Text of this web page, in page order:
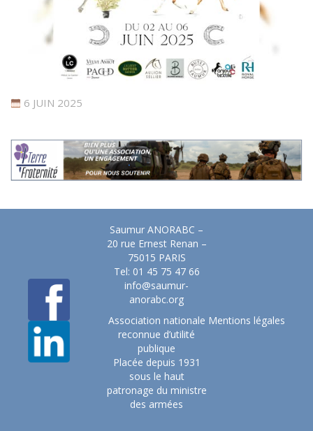
6 JUIN 2025
Saumur ANORABC –
20 rue Ernest Renan –
75015 PARIS
Tel: 01 45 75 47 66
info@saumur-
anorabc.org
Association nationale
reconnue d’utilité
publique
Placée depuis 1931
sous le haut
patronage du ministre
des armées
Mentions légales